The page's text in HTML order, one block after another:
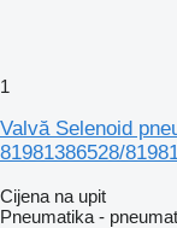
1
Valvă Selenoid
81981386528/
Cijena na upit
Pneumatika -